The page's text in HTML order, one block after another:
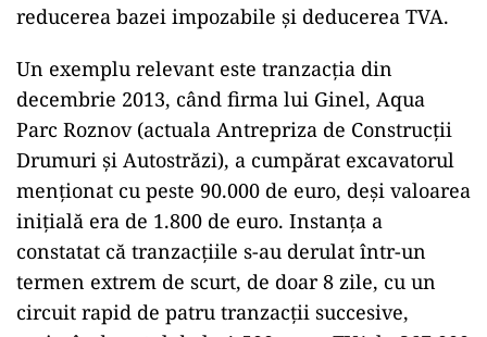
reducerea bazei impozabile și deducerea TVA.
ad